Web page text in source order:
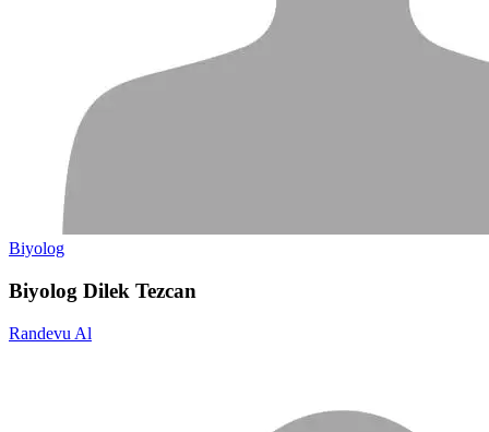
Biyolog
Biyolog Dilek Tezcan
Randevu Al